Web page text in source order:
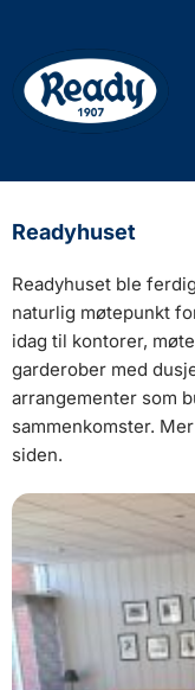
Readyhuset
Readyhuset ble
naturlig møtepunkt
idag til kontorer,
garderober med
arrangementer som
sammenkomster.
siden.